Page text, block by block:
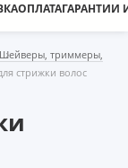
ОПЛАТАГАРАНТИИ
Шейверы, триммеры,
стрижки волос